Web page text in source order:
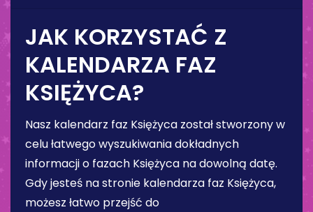
JAK KORZYSTAĆ Z
KALENDARZA FAZ
KSIĘŻYCA?
Nasz kalendarz faz Księżyca został stworzony w
celu łatwego wyszukiwania dokładnych
informacji o fazach Księżyca na dowolną datę.
Gdy jesteś na stronie kalendarza faz Księżyca,
możesz łatwo przejść do